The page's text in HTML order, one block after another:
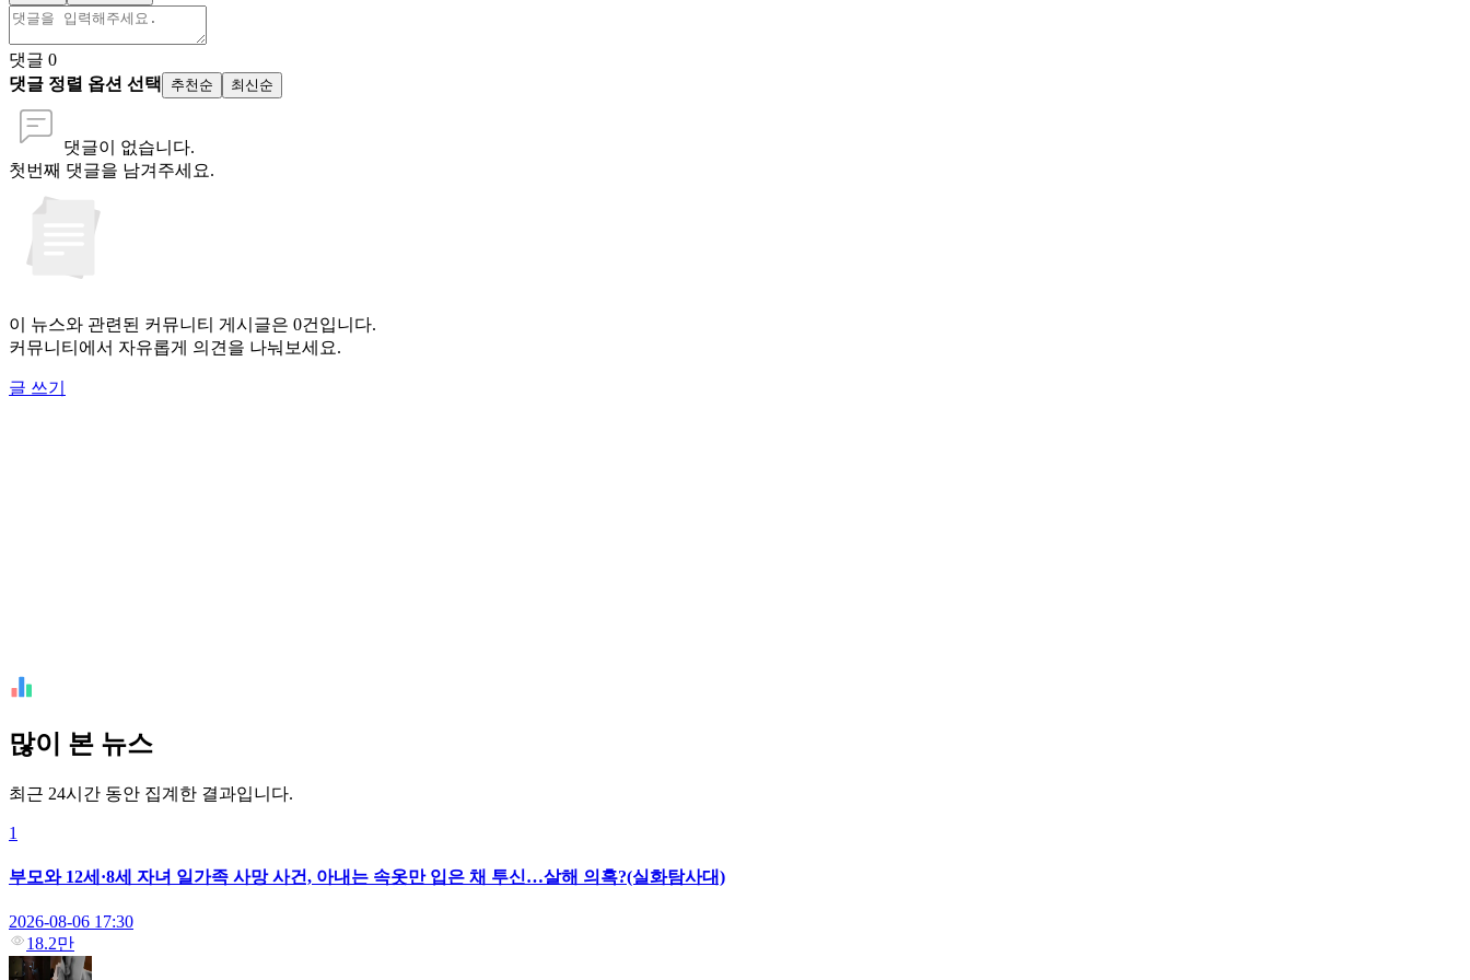
댓글 0
댓글 정렬 옵션 선택
추천순 최신순
댓글이 없습니다.
첫번째 댓글을 남겨주세요.
이 뉴스와 관련된 커뮤니티 게시글은 0건입니다.
커뮤니티에서 자유롭게 의견을 나눠보세요.
글 쓰기
많이 본 뉴스
최근 24시간 동안 집계한 결과입니다.
1
부모와 12세·8세 자녀 일가족 사망 사건, 아내는 속옷만 입은 채 투신…살해 의혹?(실화탐사대)
2026-08-06 17:30
18.2만